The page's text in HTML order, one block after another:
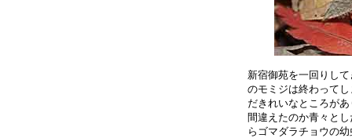
新宿御苑を一回りし
のモミジは終わって
だきれいなところが
間違えたのか青々と
らゴマダラチョウの